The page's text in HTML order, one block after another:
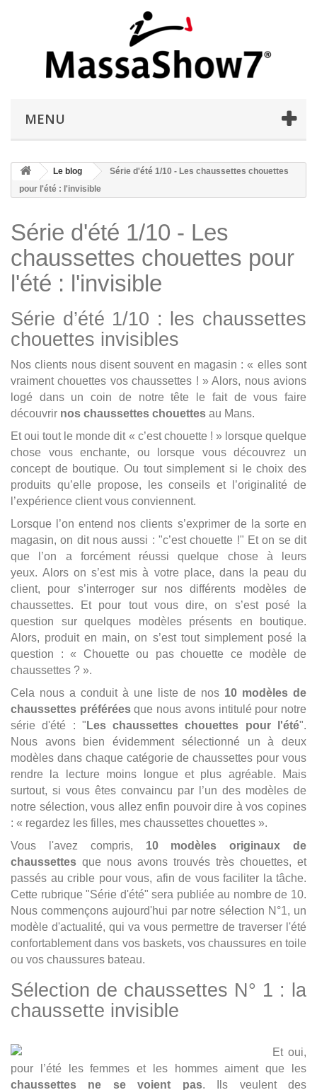
MENU
Le blog
Série d'été 1/10 - Les chaussettes chouettes
pour l'été : l'invisible
Série d'été 1/10 - Les
chaussettes chouettes pour
l'été : l'invisible
Série d’été 1/10 : les chaussettes
chouettes invisibles
Nos clients nous disent souvent en magasin : « elles sont
vraiment chouettes vos chaussettes ! » Alors, nous avions
logé dans un coin de notre tête le fait de vous faire
découvrir nos chaussettes chouettes au Mans.
Et oui tout le monde dit « c’est chouette ! » lorsque quelque
chose vous enchante, ou lorsque vous découvrez un
concept de boutique. Ou tout simplement si le choix des
produits qu’elle propose, les conseils et l’originalité de
l’expérience client vous conviennent.
Lorsque l’on entend nos clients s’exprimer de la sorte en
magasin, on dit nous aussi : "c’est chouette !" Et on se dit
que l’on a forcément réussi quelque chose à leurs
yeux. Alors on s’est mis à votre place, dans la peau du
client, pour s’interroger sur nos différents modèles de
chaussettes. Et pour tout vous dire, on s’est posé la
question sur quelques modèles présents en boutique.
Alors, produit en main, on s’est tout simplement posé la
question : « Chouette ou pas chouette ce modèle de
chaussettes ? ».
Cela nous a conduit à une liste de nos 10 modèles de
chaussettes préféréesque nous avons intitulé pour notre
série d'été : " Les chaussettes chouettes pour l'été".
Nous avons bien évidemment sélectionné un à deux
modèles dans chaque catégorie de chaussettes pour vous
rendre la lecture moins longue et plus agréable. Mais
surtout, si vous êtes convaincu par l’un des modèles de
notre sélection, vous allez enfin pouvoir dire à vos copines
: « regardez les filles, mes chaussettes chouettes ».
Vous l'avez compris, 10 modèles originaux de
chaussettes que nous avons trouvés très chouettes, et
passés au crible pour vous, afin de vous faciliter la tâche.
Cette rubrique "Série d'été" sera publiée au nombre de 10.
Nous commençons aujourd'hui par notre sélection N°1, un
modèle d'actualité, qui va vous permettre de traverser l'été
confortablement dans vos baskets, vos chaussures en toile
ou vos chaussures bateau.
Sélection de chaussettes N° 1 : la
chaussette invisible
Et oui,
pour l’été les femmes et les hommes aiment que les
chaussettes ne se voient pas. Ils veulent des